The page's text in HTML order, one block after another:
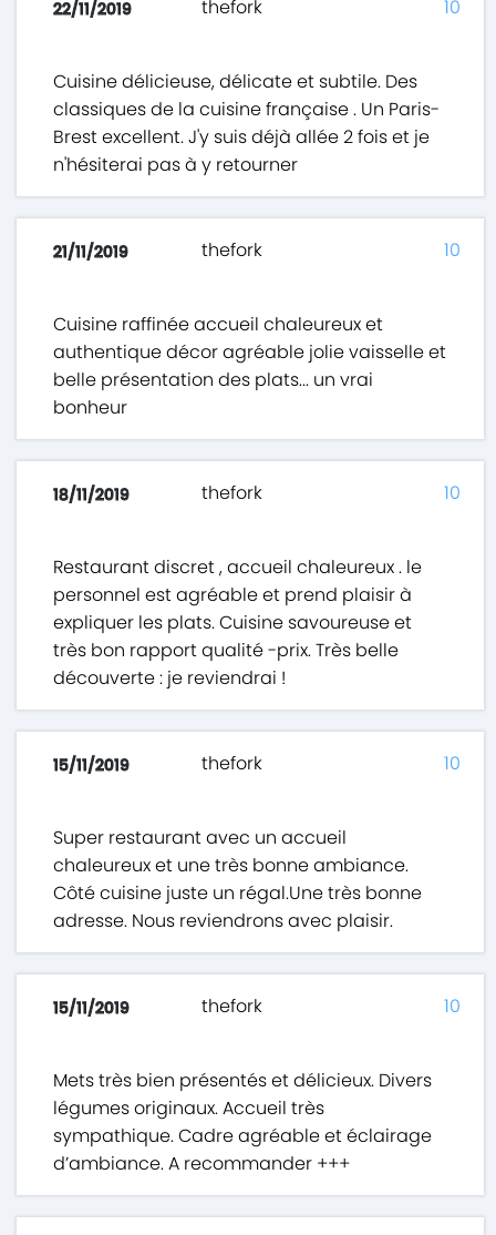
22/11/2019 thefork
Cuisine délicieuse, délicate et subtile. Des
classiques de la cuisine française . Un Paris-
Brest excellent. J'y suis déjà allée 2 fois et je
n'hésiterai pas à y retourner
10
21/11/2019 thefork
Cuisine raffinée accueil chaleureux et
authentique décor agréable jolie vaisselle et
belle présentation des plats... un vrai
bonheur
10
18/11/2019 thefork
Restaurant discret , accueil chaleureux . le
personnel est agréable et prend plaisir à
expliquer les plats. Cuisine savoureuse et
très bon rapport qualité -prix. Très belle
découverte : je reviendrai !
10
15/11/2019 thefork
Super restaurant avec un accueil
chaleureux et une très bonne ambiance.
Côté cuisine juste un régal.Une très bonne
adresse. Nous reviendrons avec plaisir.
10
15/11/2019 thefork
Mets très bien présentés et délicieux. Divers
légumes originaux. Accueil très
sympathique. Cadre agréable et éclairage
d’ambiance. A recommander +++
10